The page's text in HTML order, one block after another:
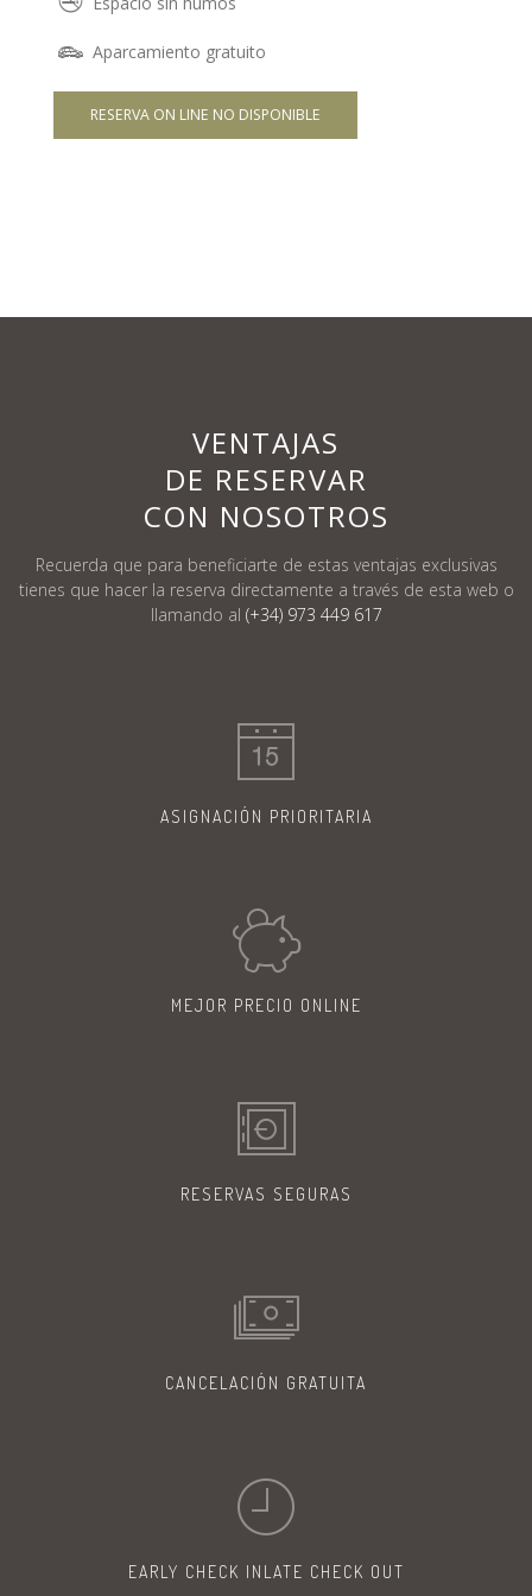
Aparcamiento gratuito
RESERVA ON LINE NO DISPONIBLE
VENTAJAS
DE RESERVAR
CON NOSOTROS
Recuerda que para beneficiarte de estas ventajas exclusivas
tienes que hacer la reserva directamente a través de esta web o
llamando al (+34) 973 449 617
ASIGNACIÓN PRIORITARIA
MEJOR PRECIO ONLINE
RESERVAS SEGURAS
CANCELACIÓN GRATUITA
EARLY CHECK IN LATE CHECK OUT